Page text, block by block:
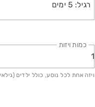
רגיל: 5 ימים
1
כמות ויזות
ויזה אחת לכל נוסע, כולל ילדים (גילאי 0-18).